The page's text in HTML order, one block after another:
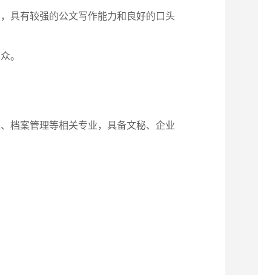
具有较强的公文写作能力和良好的口头
。
档案管理等相关专业，具备文秘、企业